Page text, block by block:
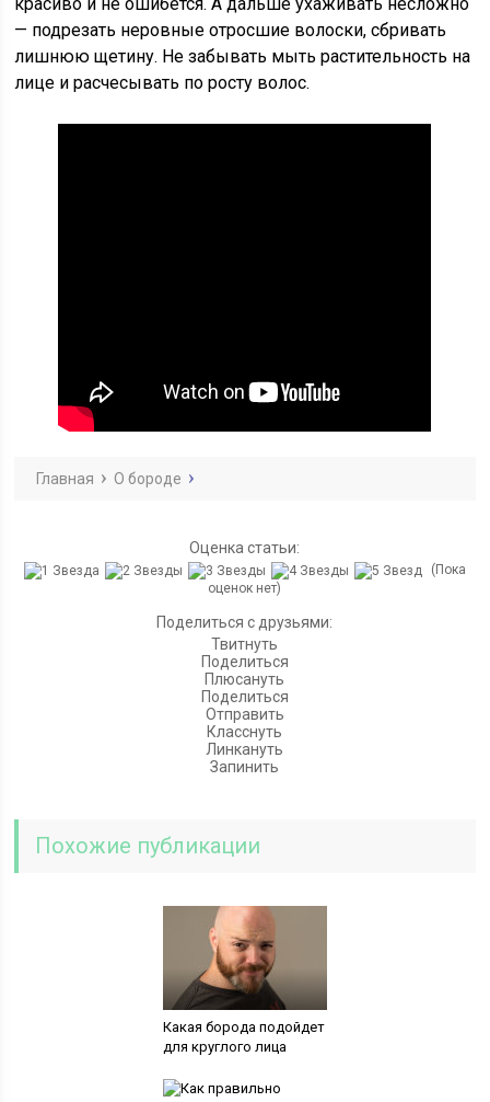
— подрезать неровные отросшие волоски, сбривать
лишнюю щетину. Не забывать мыть растительность на
лице и расчесывать по росту волос.
Главная О бороде
Оценка статьи:
(Пока
оценок нет)
Поделиться с друзьями:
Твитнуть
Поделиться
Плюсануть
Поделиться
Отправить
Класснуть
Линкануть
Запинить
Похожие публикации
Какая борода подойдет
для круглого лица